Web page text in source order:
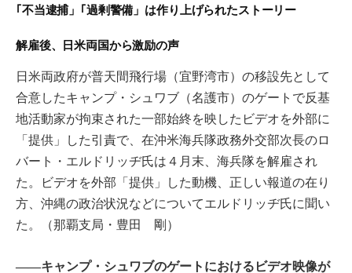
｢不当逮捕」｢過剰警備」は作り上げられたストーリー
解雇後、日米両国から激励の声
日米両政府が普天間飛行場（宜野湾市）の移設先として
合意したキャンプ・シュワブ（名護市）のゲートで反基
地活動家が拘束された一部始終を映したビデオを外部に
「提供」した引責で、在沖米海兵隊政務外交部次長のロ
バート・エルドリッヂ氏は４月末、海兵隊を解雇され
た。ビデオを外部「提供」した動機、正しい報道の在り
方、沖縄の政治状況などについてエルドリッヂ氏に聞い
た。（那覇支局・豊田 剛）
――キャンプ・シュワブのゲートにおけるビデオ映像が